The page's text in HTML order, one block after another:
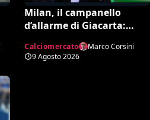
Milan, il campanello
d’allarme di Giacarta:
sbloccare Inacio e
Hojbjerg
Calciomercato
Marco Corsini
9 Agosto 2026